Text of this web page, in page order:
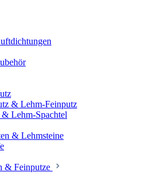
& Lehm-Feinputz
Lehm-Spachtel
& Lehmsteine
& Feinputze